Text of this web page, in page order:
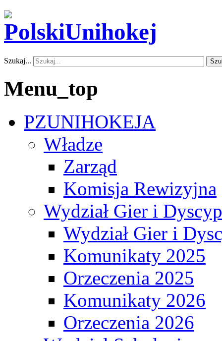
Szukaj...
Menu_top
PZUNIHOKEJA
Władze
Zarząd
Komisja Rewizyjna
Wydział Gier i
Wydział Gier i
Komunikaty 2025
Orzeczenia 2025
Komunikaty 2026
Orzeczenia 2026